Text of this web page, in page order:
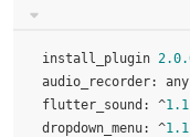
  install_plugin
2.0
audio_recorder: any
flutter_sound : ^1.1
dropdown_menu: ^1.1